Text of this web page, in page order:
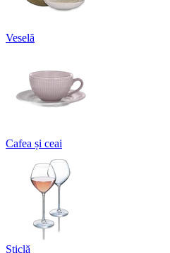
Veselă
Cafea și ceai
Sticlă